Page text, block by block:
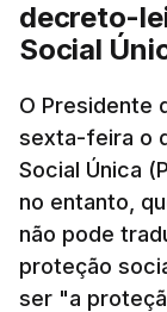
decreto-
Social
O Presidente
sexta-feira o
Social Única
no entanto,
não pode
proteção
ser "a